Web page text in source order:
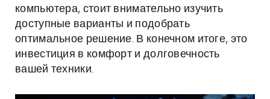
компьютера, стоит внимательно изучить
доступные варианты и подобрать
оптимальное решение. В конечном итоге, это
инвестиция в комфорт и долговечность
вашей техники.